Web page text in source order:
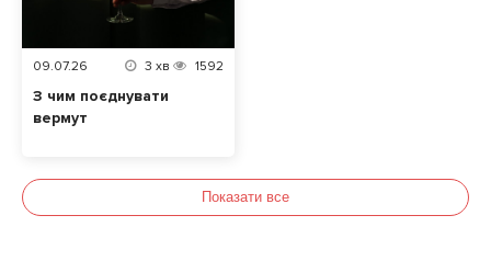
09.07.26 3 хв 1592
З чим поєднувати
вермут
Показати все